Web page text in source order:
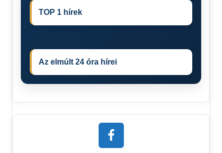
TOP 1 hírek
Az elmúlt 24 óra hírei